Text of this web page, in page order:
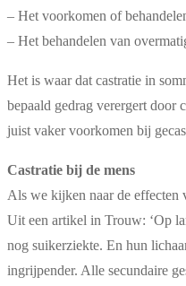
– Het voorkomen of
– Het behandelen van
Het is waar dat castratie in
bepaald gedrag verergert door
juist vaker voorkomen bij
Castratie bij de mens
Als we kijken naar de effecten
Uit een artikel in Trouw: ‘Op
nog suikerziekte. En hun
ingrijpender. Alle secundaire